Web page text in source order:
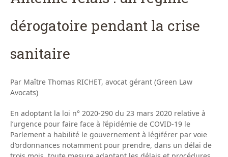
dérogatoire pendant la crise
sanitaire
Par Maître Thomas RICHET, avocat gérant (Green Law
Avocats)
En adoptant la loi n° 2020-290 du 23 mars 2020 relative à
l’urgence pour faire face à l’épidémie de COVID-19 le
Parlement a habilité le gouvernement à légiférer par voie
d’ordonnances notamment pour prendre, dans un délai de